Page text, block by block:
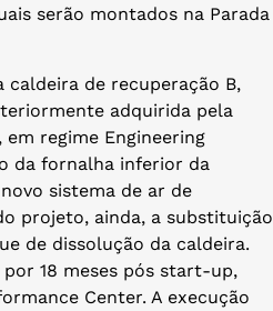
serão montados na Parada
de recuperação B,
adquirida pela
regime Engineering
da fornalha inferior da
sistema de ar de
projeto, ainda, a substituição
de dissolução da caldeira.
18 meses pós start-up,
Center. A execução